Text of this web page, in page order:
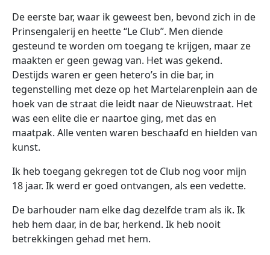
De eerste bar, waar ik geweest ben, bevond zich in de
Prinsengalerij en heette “Le Club”. Men diende
gesteund te worden om toegang te krijgen, maar ze
maakten er geen gewag van. Het was gekend.
Destijds waren er geen hetero’s in die bar, in
tegenstelling met deze op het Martelarenplein aan de
hoek van de straat die leidt naar de Nieuwstraat. Het
was een elite die er naartoe ging, met das en
maatpak. Alle venten waren beschaafd en hielden van
kunst.
Ik heb toegang gekregen tot de Club nog voor mijn
18 jaar. Ik werd er goed ontvangen, als een vedette.
De barhouder nam elke dag dezelfde tram als ik. Ik
heb hem daar, in de bar, herkend. Ik heb nooit
betrekkingen gehad met hem.